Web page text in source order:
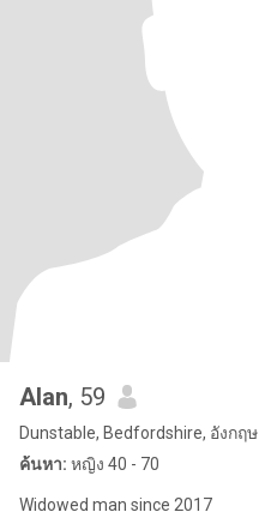
Alan, 59
Dunstable, Bedfordshire, อังกฤษ
ค้นหา: หญิง 40 - 70
Widowed man since 2017